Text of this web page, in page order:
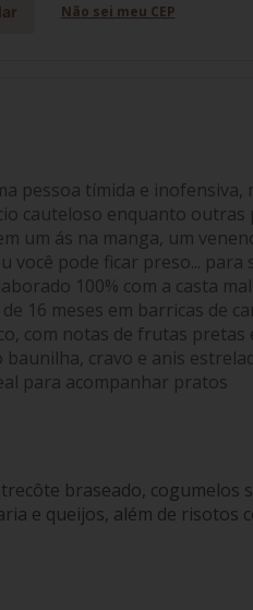
Não sei meu CEP
pessoa tímida e inofensiva,
cauteloso enquanto outras
um ás na manga, um
você pode ficar preso... para
100% com a casta
16 meses em barricas de
com notas de frutas pretas
cravo e anis
para acompanhar pratos
braseado, cogumelos
e queijos, além de risotos